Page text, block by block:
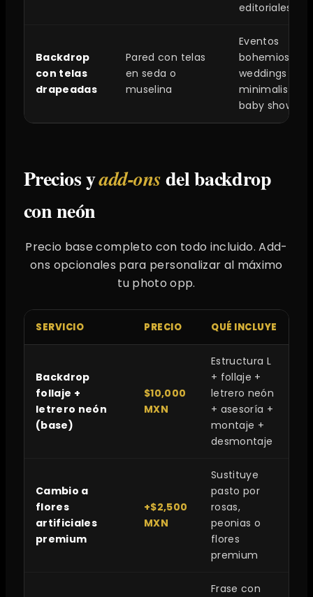
editoriales
Backdrop
con telas
drapeadas
Pared con telas
en seda o
muselina
Eventos
bohemios,
weddings
minimalistas,
baby showers
Precios yadd-onsdel backdrop
con neón
Precio base completo con todo incluido. Add-
ons opcionales para personalizar al máximo
tu photo opp.
SERVICIO PRECIO QUÉ INCLUYE
Backdrop
follaje +
letrero neón
(base)
$10,000
MXN
Estructura L
+ follaje +
letrero neón
+ asesoría +
montaje +
desmontaje
Cambio a
flores
artificiales
premium
+$2,500
MXN
Sustituye
pasto por
rosas,
peonias o
flores
premium
Frase con